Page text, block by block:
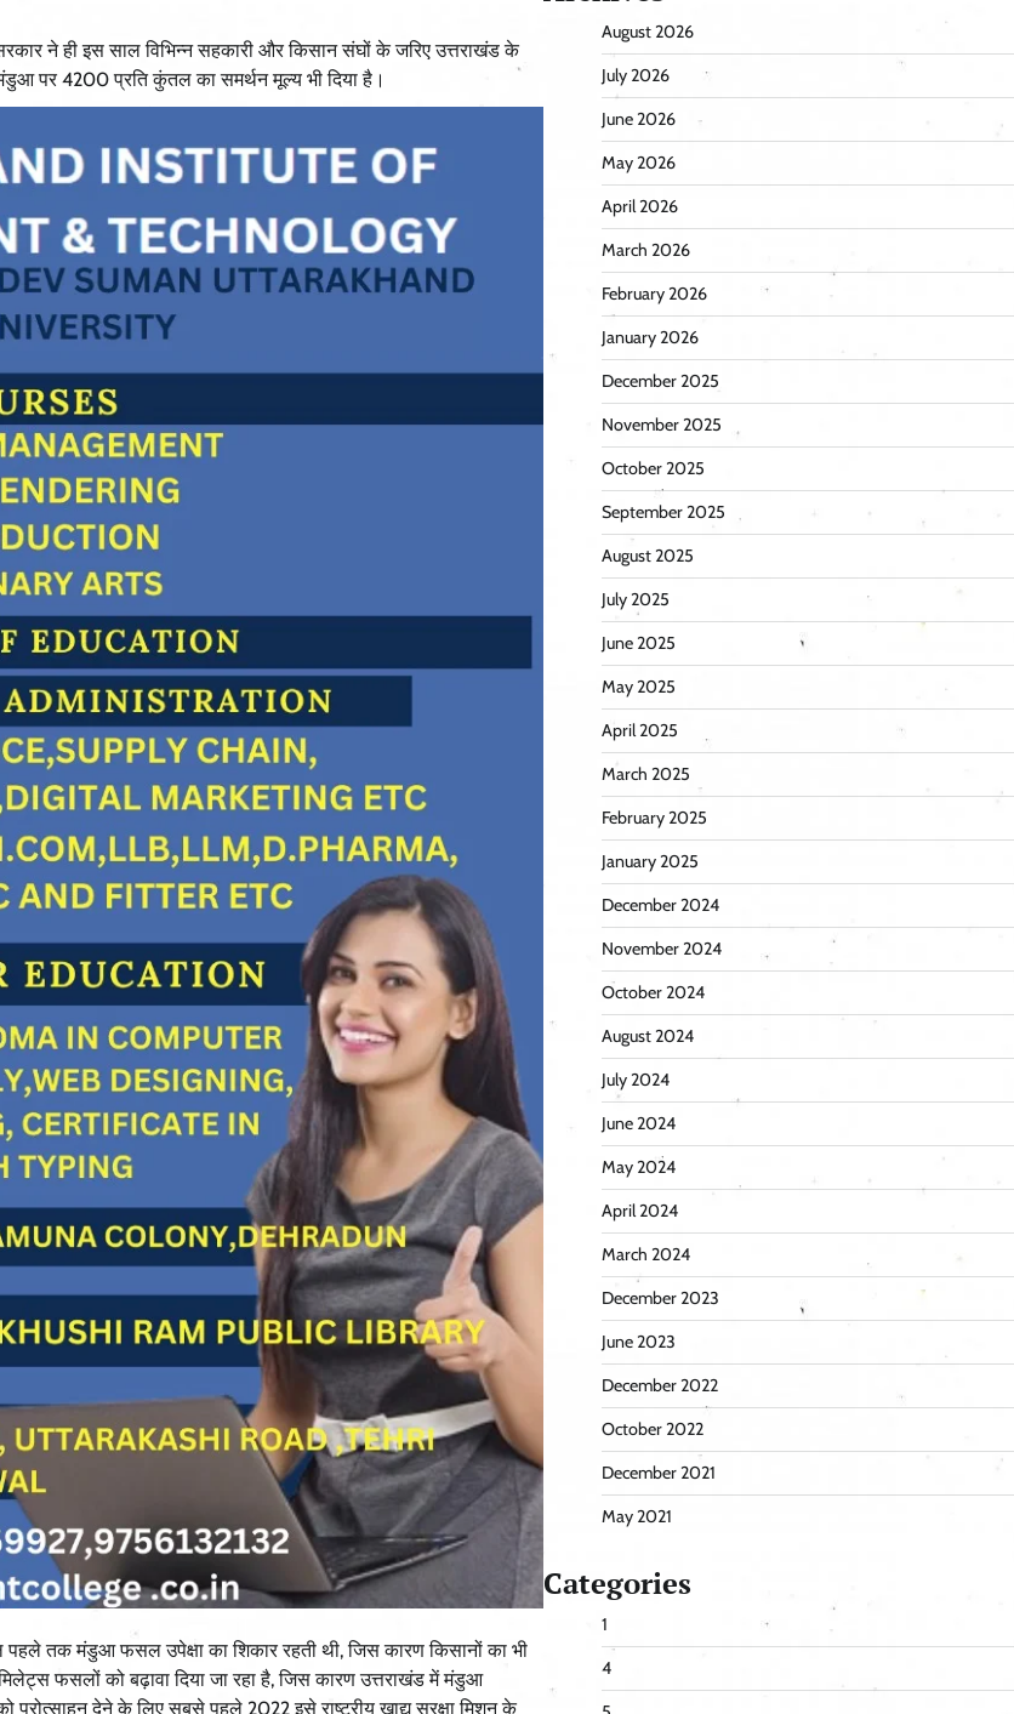
ने ही इस साल विभिन्न सहकारी और किसान संघों के जरिए उत्तराखंड के
पर 4200 प्रति कुंतल का समर्थन मूल्य भी दिया है।
तक मंडुआ फसल उपेक्षा का शिकार रहती थी, जिस कारण किसानों का भी
फसलों को बढ़ावा दिया जा रहा है, जिस कारण उत्तराखंड में मंडुआ
प्रोत्साहन देने के लिए सबसे पहले 2022 इसे राष्ट्रीय खाद्य सुरक्षा मिशन के
August 2026
July 2026
June 2026
May 2026
April 2026
March 2026
February 2026
January 2026
December 2025
November 2025
October 2025
September 2025
August 2025
July 2025
June 2025
May 2025
April 2025
March 2025
February 2025
January 2025
December 2024
November 2024
October 2024
August 2024
July 2024
June 2024
May 2024
April 2024
March 2024
December 2023
June 2023
December 2022
October 2022
December 2021
May 2021
Categories
1
4